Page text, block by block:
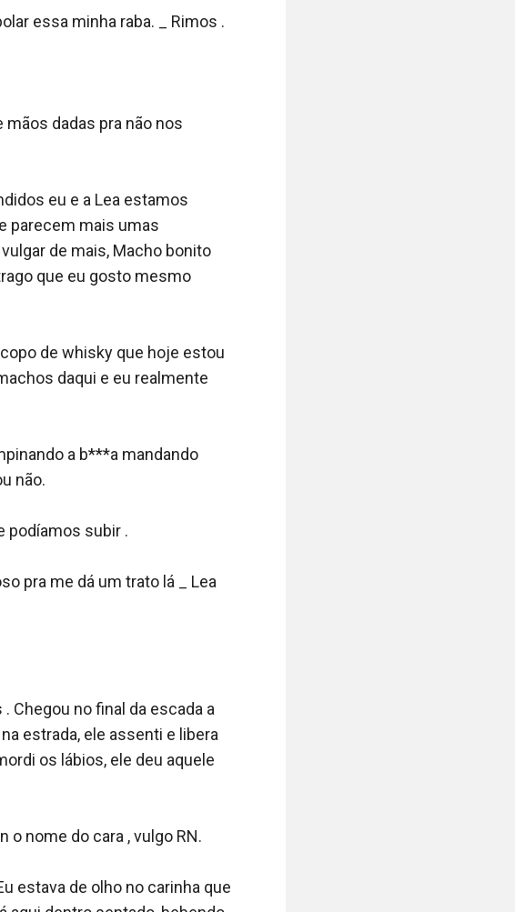
essa minha raba. _ Rimos .
dadas pra não nos
eu e a Lea estamos
parecem mais umas
de mais, Macho bonito
que eu gosto mesmo
de whisky que hoje estou
daqui e eu realmente
a b***a mandando
não.
podíamos subir .
pra me dá um trato lá _ Lea
Chegou no final da escada a
estrada, ele assenti e libera
os lábios, ele deu aquele
o nome do cara , vulgo RN.
estava de olho no carinha que